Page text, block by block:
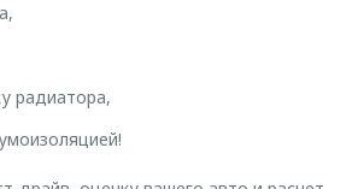
радиатора,